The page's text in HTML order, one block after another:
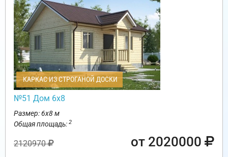
КАРКАС ИЗ СТРОГАНОЙ ДОСКИ
№51 Дом 6х8
Размер: 6х8 м
Общая площадь: 2
2120970 от 2020000